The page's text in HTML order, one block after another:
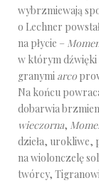
wybrzmiewają
o Lechner
na płycie –
w którym dźwięki
granymi arco
Na końcu
dobarwia
wieczorna,
dzieła, urokliwe,
na wiolonczelę
twórcy,